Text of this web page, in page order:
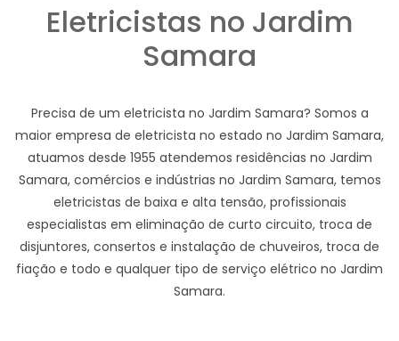
Eletricistas no Jardim
Samara
Precisa de um eletricista no Jardim Samara? Somos a
maior empresa de eletricista no estado no Jardim Samara,
atuamos desde 1955 atendemos residências no Jardim
Samara, comércios e indústrias no Jardim Samara, temos
eletricistas de baixa e alta tensão, profissionais
especialistas em eliminação de curto circuito, troca de
disjuntores, consertos e instalação de chuveiros, troca de
fiação e todo e qualquer tipo de serviço elétrico no Jardim
Samara.